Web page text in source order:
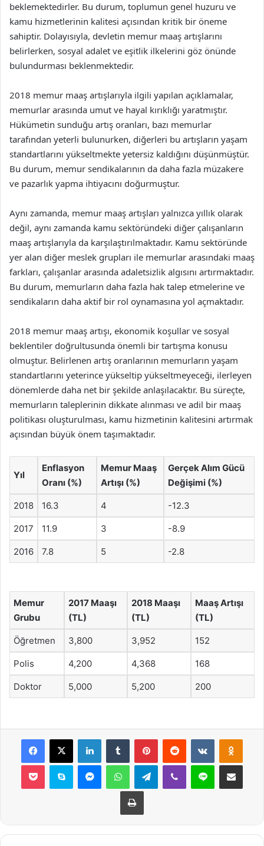
beklemektedirler. Bu durum, toplumun genel huzuru ve
kamu hizmetlerinin kalitesi açısından kritik bir öneme
sahiptir. Dolayısıyla, devletin memur maaş artışlarını
belirlerken, sosyal adalet ve eşitlik ilkelerini göz önünde
bulundurması beklenmektedir.
2018 memur maaş artışlarıyla ilgili yapılan açıklamalar,
memurlar arasında umut ve hayal kırıklığı yaratmıştır.
Hükümetin sunduğu artış oranları, bazı memurlar
tarafından yeterli bulunurken, diğerleri bu artışların yaşam
standartlarını yükseltmekte yetersiz kaldığını düşünmüştür.
Bu durum, memur sendikalarının da daha fazla müzakere
ve pazarlık yapma ihtiyacını doğurmuştur.
Aynı zamanda, memur maaş artışları yalnızca yıllık olarak
değil, aynı zamanda kamu sektöründeki diğer çalışanların
maaş artışlarıyla da karşılaştırılmaktadır. Kamu sektöründe
yer alan diğer meslek grupları ile memurlar arasındaki maaş
farkları, çalışanlar arasında adaletsizlik algısını artırmaktadır.
Bu durum, memurların daha fazla hak talep etmelerine ve
sendikaların daha aktif bir rol oynamasına yol açmaktadır.
2018 memur maaş artışı, ekonomik koşullar ve sosyal
beklentiler doğrultusunda önemli bir tartışma konusu
olmuştur. Belirlenen artış oranlarının memurların yaşam
standartlarını yeterince yükseltip yükseltmeyeceği, ilerleyen
dönemlerde daha net bir şekilde anlaşılacaktır. Bu süreçte,
memurların taleplerinin dikkate alınması ve adil bir maaş
politikası oluşturulması, kamu hizmetinin kalitesini artırmak
açısından büyük önem taşımaktadır.
Yıl
Enflasyon
Oranı (%)
Memur Maaş
Artışı (%)
Gerçek Alım Gücü
Değişimi (%)
2018 16.3 4 -12.3
2017 11.9 3 -8.9
2016 7.8 5 -2.8
Memur
Grubu
2017 Maaşı
(TL)
2018 Maaşı
(TL)
Maaş Artışı
(TL)
Öğretmen 3,800 3,952 152
Polis 4,200 4,368 168
Doktor 5,000 5,200 200
Facebook
X LinkedInTumblr PinterestReddit VKontakte
Pocket Skype MessengerWhatsAppTelegramViber Line E-Posta ile
Yazdır